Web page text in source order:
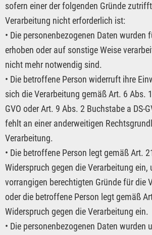
sofern einer der folgenden Gründe
Verarbeitung nicht erforderlich ist:
• Die personenbezogenen Daten wurden
erhoben oder auf sonstige Weise
nicht mehr notwendig sind.
• Die betroffene Person widerruft ihre
sich die Verarbeitung gemäß Art. 6 Abs.
GVO oder Art. 9 Abs. 2 Buchstabe a DS-
fehlt an einer anderweitigen
Verarbeitung.
• Die betroffene Person legt gemäß Art.
Widerspruch gegen die Verarbeitung ein,
vorrangigen berechtigten Gründe für die
oder die betroffene Person legt gemäß
Widerspruch gegen die Verarbeitung ein.
• Die personenbezogenen Daten wurden